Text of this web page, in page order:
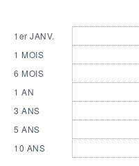
1er JANV.
1 MOIS
6 MOIS
1 AN
3 ANS
5 ANS
10 ANS